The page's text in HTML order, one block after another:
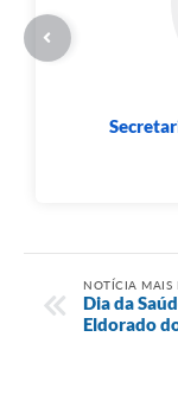
NOTÍCIA MAIS
Dia da
Eldorado